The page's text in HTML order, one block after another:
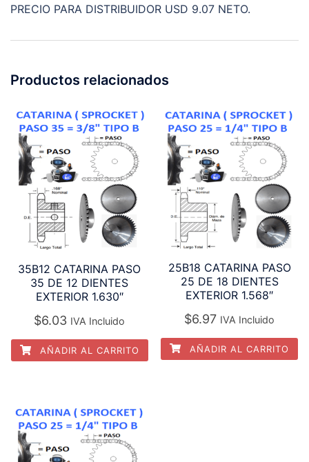
PRECIO PARA DISTRIBUIDOR USD 9.07 NETO.
Productos relacionados
35B12 CATARINA PASO
35 DE 12 DIENTES
EXTERIOR 1.630″
$6.03 IVA Incluido
AÑADIR AL CARRITO
25B18 CATARINA PASO
25 DE 18 DIENTES
EXTERIOR 1.568″
$6.97 IVA Incluido
AÑADIR AL CARRITO